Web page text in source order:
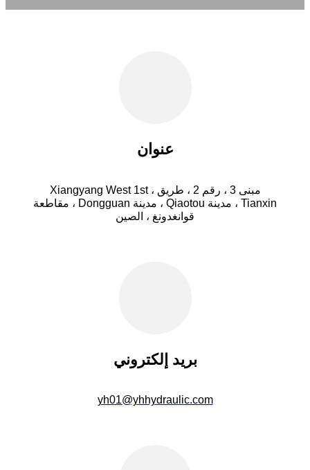
عنوان
مبنى 3 ، رقم 2 ، طريق Xiangyang West 1st ،
Tianxin ، مدينة Qiaotou ، مدينة Dongguan ، مقاطعة
قوانغدونغ ، الصين
بريد إلكتروني
yh01@yhhydraulic.com